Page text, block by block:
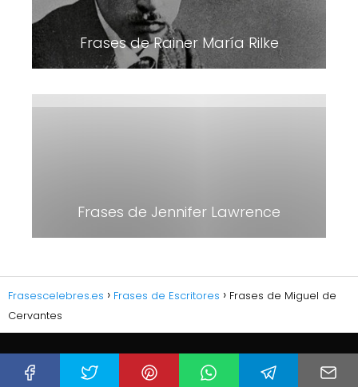
Frases de Rainer María Rilke
Frases de Jennifer Lawrence
Frasescelebres.es Frases de Escritores
Frases de Miguel de
Cervantes
PÁGINAS Y POLÍTICAS